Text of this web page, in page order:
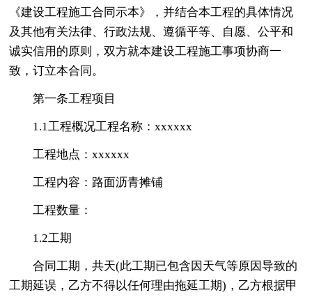
《建设工程施工合同示本》，并结合本工程的具体情况
及其他有关法律、行政法规、遵循平等、自愿、公平和
诚实信用的原则，双方就本建设工程施工事项协商一
致，订立本合同。
第一条工程项目
1.1工程概况工程名称：xxxxxx
工程地点：xxxxxx
工程内容：路面沥青摊铺
工程数量：
1.2工期
合同工期，共天(此工期已包含因天气等原因导致的
工期延误，乙方不得以任何理由拖延工期)，乙方根据甲